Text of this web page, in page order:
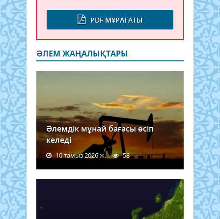
PDF МҰРАҒАТЫ
ӘЛЕМ ЖАҢАЛЫҚТАРЫ
Әлемдік мұнай бағасы өсіп
келеді
10 тамыз 2026 ж. 58